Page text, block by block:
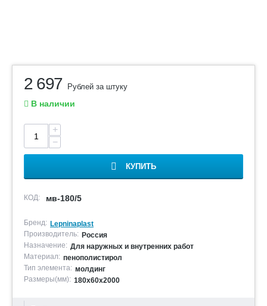
2 697 Рублей за штуку
В наличии
+
−
КУПИТЬ
КОД: мв-180/5
Бренд: Lepninaplast
Производитель: Россия
Назначение: Для наружных и внутренних работ
Материал: пенополистирол
Тип элемента: молдинг
Размеры(мм): 180х60х2000